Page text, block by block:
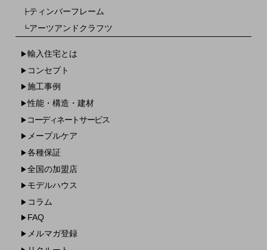
┣ティンバーフレーム
┗アーツアンドクラフツ
▶輸入住宅とは
▶ コンセプト
▶施工事例
▶性能・構造・建材
▶ コーディネートサービス
▶ メープルケア
▶各種保証
▶全国の加盟店
▶ モデルハウス
▶ コラム
▶ FAQ
▶ メルマガ登録